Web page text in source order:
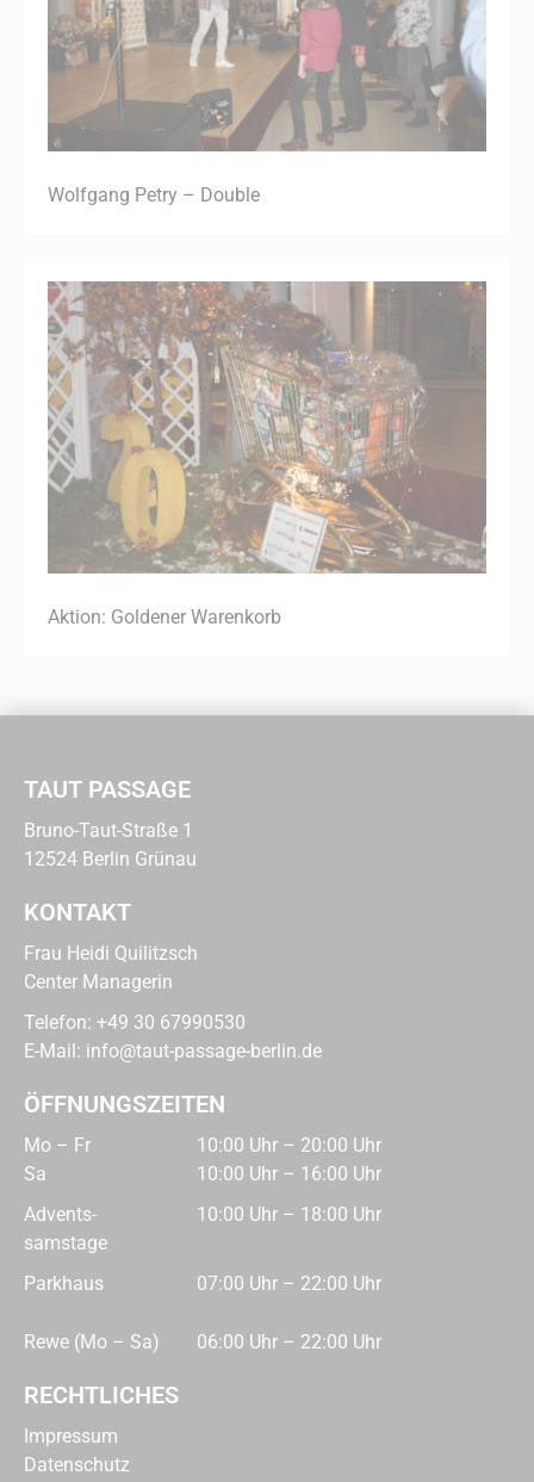
Wolfgang Petry – Double
Aktion: Goldener Warenkorb
TAUT PASSAGE
Bruno-Taut-Straße 1
12524 Berlin Grünau
KONTAKT
Frau Heidi Quilitzsch
Center Managerin
Telefon: +49 30 67990530
E-Mail: info@taut-passage-berlin.de
ÖFFNUNGSZEITEN
Mo – Fr
10:00 Uhr – 20:00 Uhr
Sa
10:00 Uhr – 16:00 Uhr
Advents­
samstage
10:00 Uhr – 18:00 Uhr
Parkhaus
Rewe (Mo – Sa)
07:00 Uhr – 22:00 Uhr
06:00 Uhr – 22:00 Uhr
RECHTLICHES
Impressum
Datenschutz